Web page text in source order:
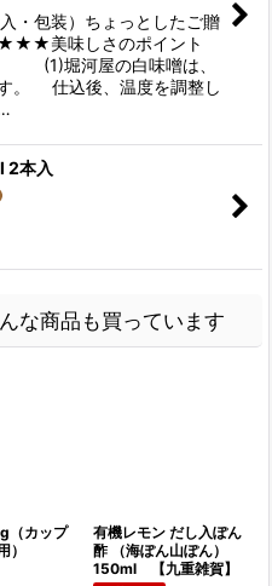
・包装）ちょっとしたご贈
美味しさのポイント
屋の白味噌は、
。 仕込後、温度を調整し
2本入
な商品も買っています
（カップ
）
有機レモン だし入ぽん
酢 （海ぽん山ぽん）
150ml 【九重雑賀】